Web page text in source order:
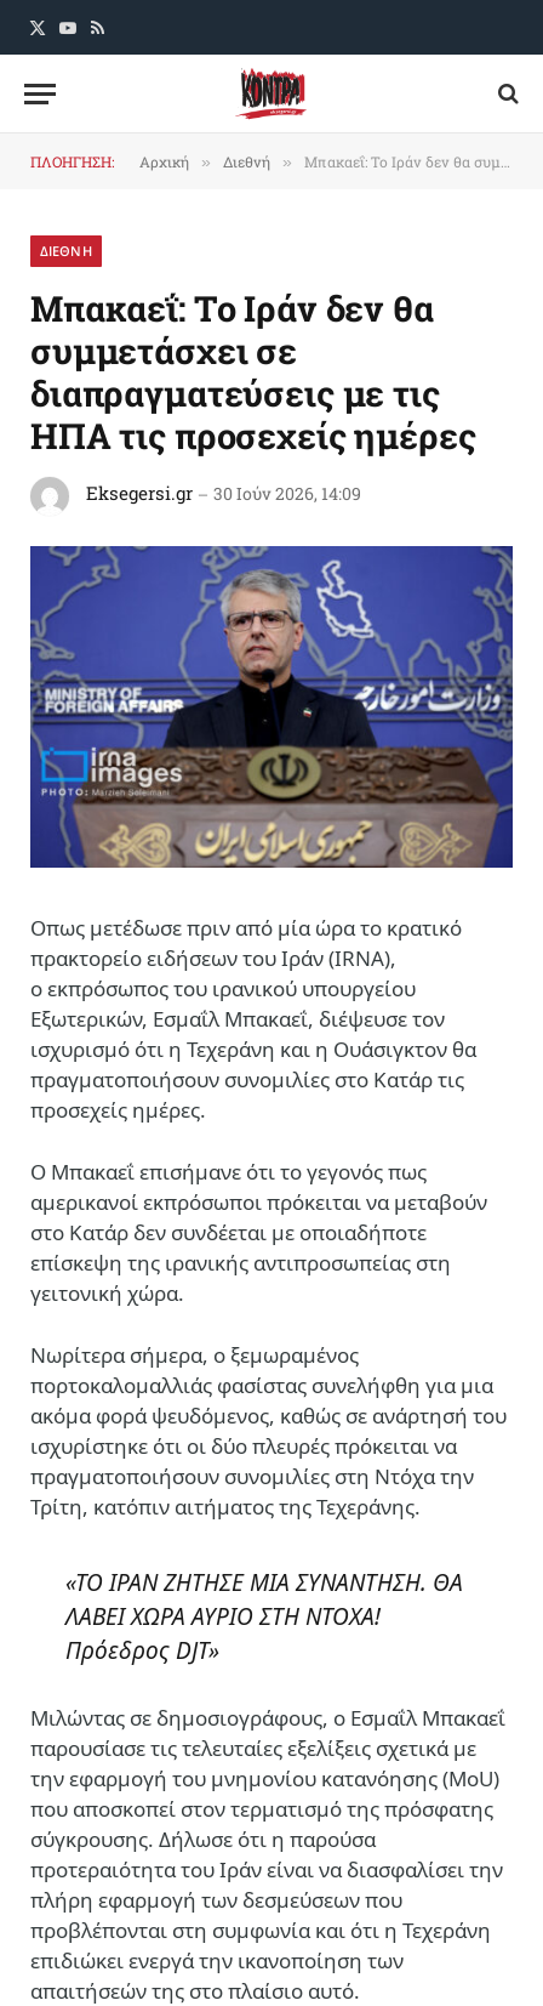
X
YouTube
RSS
ΠΛΟΗΓΗΣΗ: Αρχική » Διεθνή » Μπακαεΐ: Το Ιράν δεν θα συμμετάσχει σε διαπραγματεύσεις με τις ΗΠΑ τις προσεχείς ημέρες
ΔΙΕΘΝΗ
Μπακαεΐ: Το Ιράν δεν θα
συμμετάσχει σε
διαπραγματεύσεις με τις
ΗΠΑ τις προσεχείς ημέρες
Eksegersi.gr 30 Ιούν 2026, 14:09
Οπως μετέδωσε πριν από μία ώρα το κρατικό
πρακτορείο ειδήσεων του Ιράν (IRNA),
o εκπρόσωπος του ιρανικού υπουργείου
Εξωτερικών, Εσμαΐλ Μπακαεΐ, διέψευσε τον
ισχυρισμό ότι η Τεχεράνη και η Ουάσιγκτον θα
πραγματοποιήσουν συνομιλίες στο Κατάρ τις
προσεχείς ημέρες.
Ο Μπακαεΐ επισήμανε ότι το γεγονός πως
αμερικανοί εκπρόσωποι πρόκειται να μεταβούν
στο Κατάρ δεν συνδέεται με οποιαδήποτε
επίσκεψη της ιρανικής αντιπροσωπείας στη
γειτονική χώρα.
Νωρίτερα σήμερα, ο ξεμωραμένος
πορτοκαλομαλλιάς φασίστας συνελήφθη για μια
ακόμα φορά ψευδόμενος, καθώς σε ανάρτησή του
ισχυρίστηκε ότι οι δύο πλευρές πρόκειται να
πραγματοποιήσουν συνομιλίες στη Ντόχα την
Τρίτη, κατόπιν αιτήματος της Τεχεράνης.
«ΤΟ ΙΡΑΝ ΖΗΤΗΣΕ ΜΙΑ ΣΥΝΑΝΤΗΣΗ. ΘΑ
ΛΑΒΕΙ ΧΩΡΑ ΑΥΡΙΟ ΣΤΗ ΝΤΟΧΑ!
Πρόεδρος DJT»
Μιλώντας σε δημοσιογράφους, ο Εσμαΐλ Μπακαεΐ
παρουσίασε τις τελευταίες εξελίξεις σχετικά με
την εφαρμογή του μνημονίου κατανόησης (MoU)
που αποσκοπεί στον τερματισμό της πρόσφατης
σύγκρουσης. Δήλωσε ότι η παρούσα
προτεραιότητα του Ιράν είναι να διασφαλίσει την
πλήρη εφαρμογή των δεσμεύσεων που
προβλέπονται στη συμφωνία και ότι η Τεχεράνη
επιδιώκει ενεργά την ικανοποίηση των
απαιτήσεών της στο πλαίσιο αυτό.